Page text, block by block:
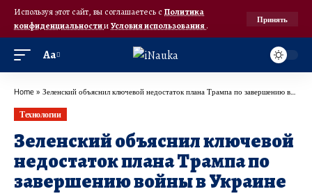
Используя этот сайт, вы соглашаетесь с Политика
конфиденциальностииУсловия использования.
Принять
Аа
Home » Зеленский объяснил ключевой недостаток плана Трампа по завершению войны в Украине
Технологии
Зеленский объяснил ключевой
недостаток плана Трампа по
завершению войны в Украине